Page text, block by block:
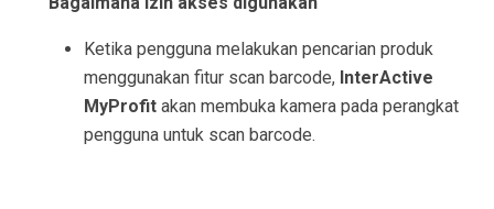
Ketika pengguna melakukan pencarian produk
menggunakan fitur scan barcode, InterActive
MyProfit akan membuka kamera pada perangkat
pengguna untuk scan barcode.